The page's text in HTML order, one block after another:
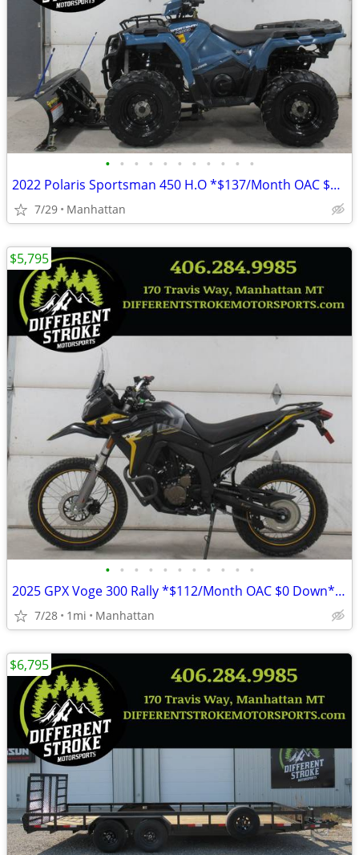
• • • • • • • • • • •
2022 Polaris Sportsman 450 H.O *$137/Month OAC $0 Down* *New Snowplow*
7/29 Manhattan
• • • • • • • • • • •
2025 GPX Voge 300 Rally *$112/Month OAC $0 Down* *NEW*
7/28 1mi Manhattan
$5,795
$6,795